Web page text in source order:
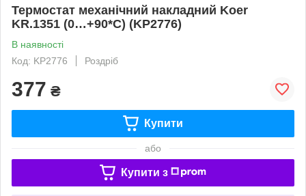
Термостат механічний накладний Koer
KR.1351 (0…+90*C) (KP2776)
В наявності
Код: KP2776
Роздріб
377 ₴
Купити
або
Купити з